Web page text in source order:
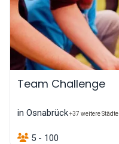
Team Challenge
in Osnabrück+37 weitere Städte
5 - 100